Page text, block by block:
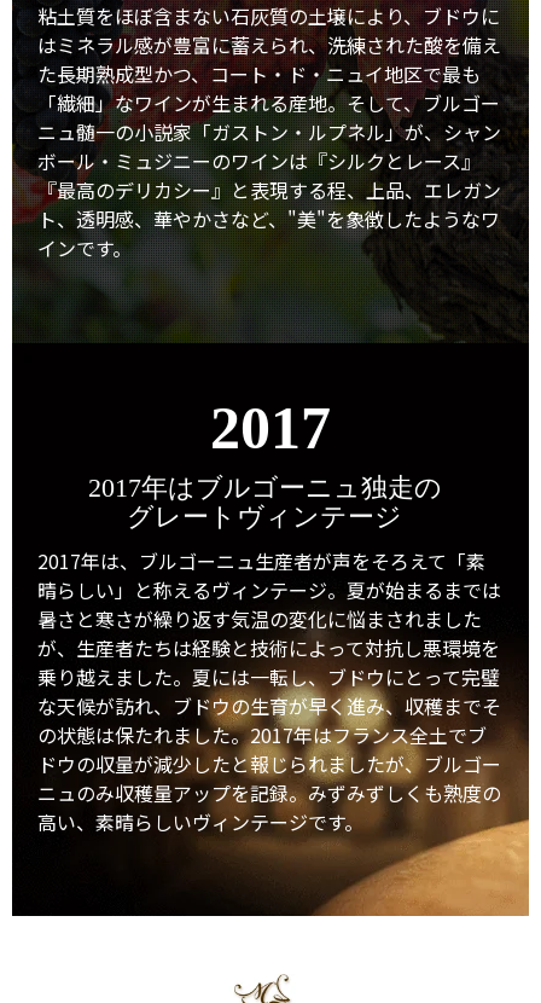
粘土質をほぼ含まない石灰質の土壌により、ブドウに
はミネラル感が豊富に蓄えられ、洗練された酸を備え
た長期熟成型かつ、コート・ド・ニュイ地区で最も
「繊細」なワインが生まれる産地。そして、ブルゴー
ニュ髄一の小説家「ガストン・ルプネル」が、シャン
ボール・ミュジニーのワインは『シルクとレース』
『最高のデリカシー』と表現する程、上品、エレガン
ト、透明感、華やかさなど、"美"を象徴したようなワ
インです。
2017
2017年はブルゴーニュ独走の
グレートヴィンテージ
2017年は、ブルゴーニュ生産者が声をそろえて「素
晴らしい」と称えるヴィンテージ。夏が始まるまでは
暑さと寒さが繰り返す気温の変化に悩まされました
が、生産者たちは経験と技術によって対抗し悪環境を
乗り越えました。夏には一転し、ブドウにとって完璧
な天候が訪れ、ブドウの生育が早く進み、収穫までそ
の状態は保たれました。2017年はフランス全土でブ
ドウの収量が減少したと報じられましたが、ブルゴー
ニュのみ収穫量アップを記録。みずみずしくも熟度の
高い、素晴らしいヴィンテージです。